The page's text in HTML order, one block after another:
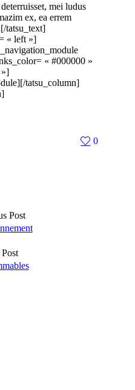
mei ludus
ex, ea errem
tatsu_text]
« left »]
« #000000 »
»]
tatsu_column]
0
Post